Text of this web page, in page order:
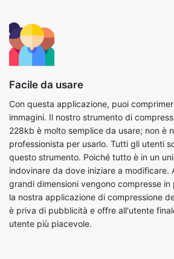
Facile da usare
Con questa applicazione, puoi
immagini. Il nostro strumento di
228kb è molto semplice da usare; non è
questo strumento. Poiché tutto è in un
indovinare da dove iniziare a modificare.
grandi dimensioni vengono compresse in
la nostra applicazione di compressione
è priva di pubblicità e offre all'utente
utente più piacevole.